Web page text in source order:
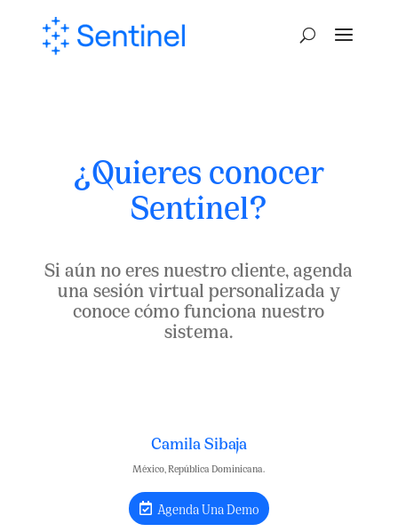
¿Quieres conocer
Sentinel?
Si aún no eres nuestro cliente, agenda
una sesión virtual personalizada y
conoce cómo funciona nuestro
sistema.
Camila Sibaja
México, República Dominicana.
Agenda Una Demo